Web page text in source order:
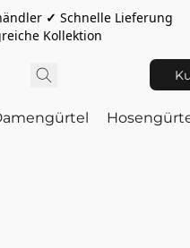
✓ Schnelle Lieferung
Kollektion